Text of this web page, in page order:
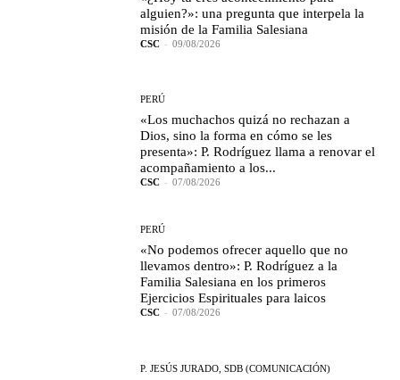
alguien?»: una pregunta que interpela la
misión de la Familia Salesiana
CSC - 09/08/2026
PERÚ
«Los muchachos quizá no rechazan a
Dios, sino la forma en cómo se les
presenta»: P. Rodríguez llama a renovar el
acompañamiento a los...
CSC - 07/08/2026
PERÚ
«No podemos ofrecer aquello que no
llevamos dentro»: P. Rodríguez a la
Familia Salesiana en los primeros
Ejercicios Espirituales para laicos
CSC - 07/08/2026
P. JESÚS JURADO, SDB (COMUNICACIÓN)